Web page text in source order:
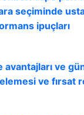
seçiminde
ipuçları
avantajları ve
ve fırsat